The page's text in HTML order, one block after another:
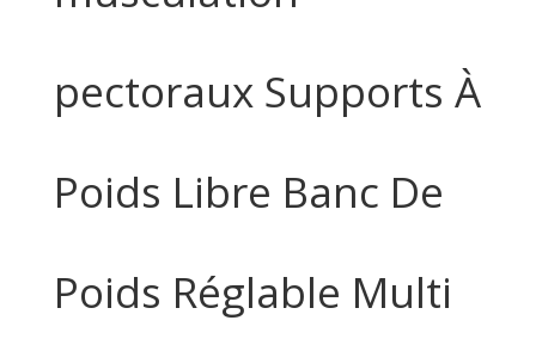
pectoraux Supports À
Poids Libre Banc De
Poids Réglable Multi